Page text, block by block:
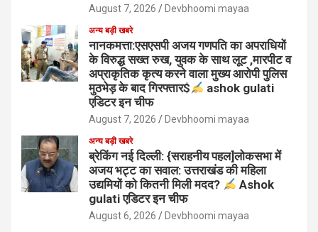
August 7, 2026 Devbhoomi mayaa
अन्य बड़ी खबरे
नानकमत्ता:एसएसपी अजय गणपति का अपराधियों
के विरुद्ध सख्त रुख, युवक के साथ लूट ,मारपीट व
अप्राकृतिक कृत्य करने वाला मुख्य आरोपी पुलिस
मुठभेड़ के बाद गिरफ्तार$
ashok gulati
एडिटर इन चीफ
August 7, 2026 Devbhoomi mayaa
अन्य बड़ी खबरे
ब्रेकिंग नई दिल्ली: {सराहनीय पहल]लोकसभा में
अजय भट्ट का सवाल: उत्तराखंड की महिला
उद्यमियों को कितनी मिली मदद?
Ashok
gulati एडिटर इन चीफ
August 6, 2026 Devbhoomi mayaa